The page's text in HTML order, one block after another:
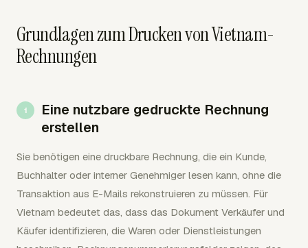
Grundlagen zum Drucken von Vietnam-
Rechnungen
Eine nutzbare gedruckte Rechnung
erstellen
Sie benötigen eine druckbare Rechnung, die ein Kunde,
Buchhalter oder interner Genehmiger lesen kann, ohne die
Transaktion aus E-Mails rekonstruieren zu müssen. Für
Vietnam bedeutet das, dass das Dokument Verkäufer und
Käufer identifizieren, die Waren oder Dienstleistungen